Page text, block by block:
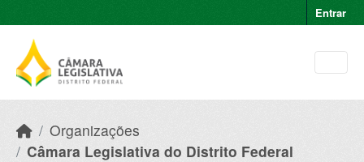
Entrar
Organizações
Câmara Legislativa do Distrito Federal